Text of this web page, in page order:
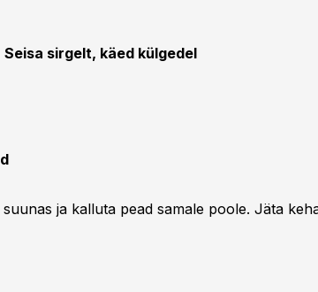
Seisa sirgelt, käed külgedel
ja kalluta pead samale poole. Jäta